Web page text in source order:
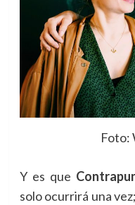
Foto:
Y es que
solo ocurrirá una